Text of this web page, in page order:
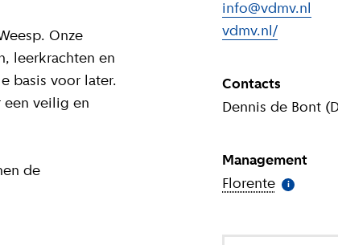
info@vdmv.nl
vdmv.nl/
Contacts
Dennis de Bont
Management
Florente More
i
Onze
leerkrachten en
basis voor later.
een veilig en
de